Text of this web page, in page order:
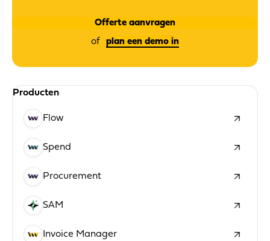
Offerte aanvragen
plan een demo in
Producten
Flow
Spend
Procurement
SAM
Invoice Manager